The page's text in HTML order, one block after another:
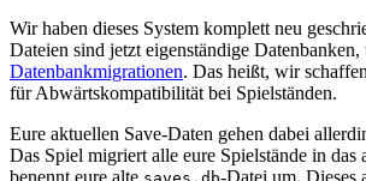
Wir haben dieses System komplett neu
Dateien sind jetzt eigenständige Datenbanken,
Datenbankmigrationen. Das heißt, wir
für Abwärtskompatibilität bei Spielständen.
Eure aktuellen Save-Daten gehen dabei
Das Spiel migriert alle eure Spielstände in das
benennt eure alte
-Datei um. Dieses